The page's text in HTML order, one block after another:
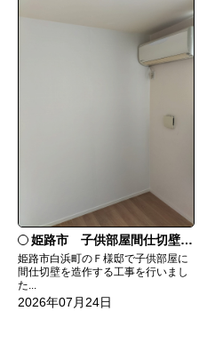
姫路市 子供部屋間仕切壁造作
姫路市白浜町のＦ様邸で子供部屋に
間仕切壁を造作する工事を行いまし
た...
2026年07月24日